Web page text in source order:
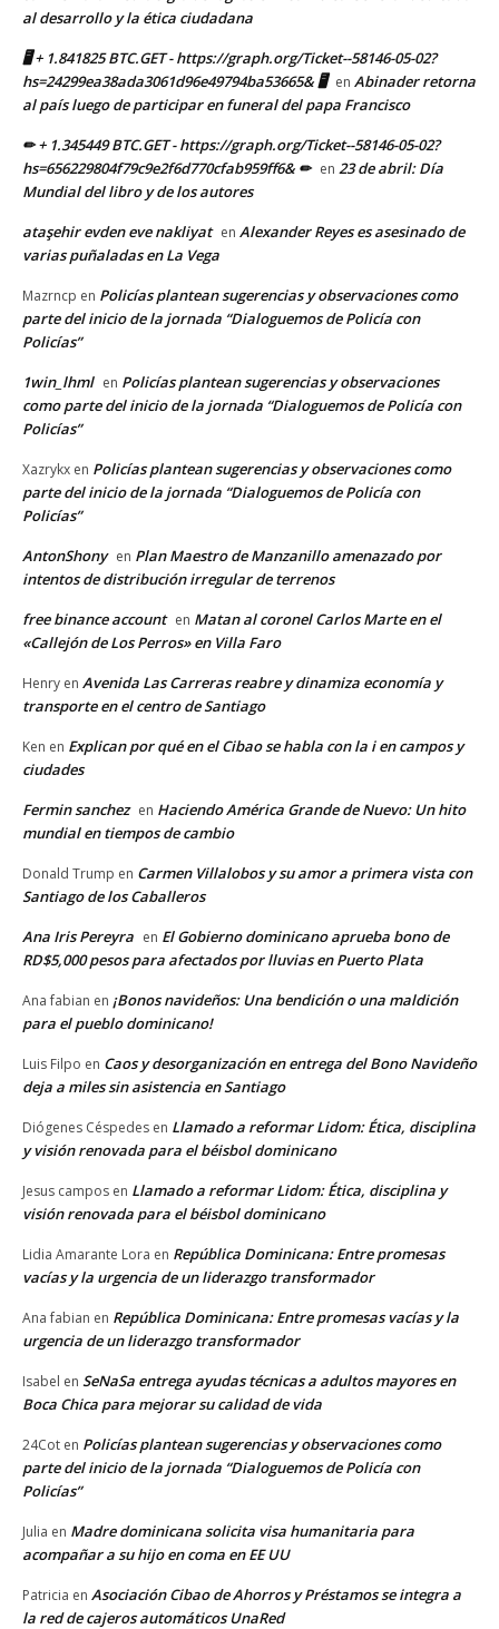
al desarrollo y la ética ciudadana
🖥 + 1.841825 BTC.GET - https://graph.org/Ticket--58146-05-02?
hs=24299ea38ada3061d96e49794ba53665& 🖥 en Abinader retorna
al país luego de participar en funeral del papa Francisco
✏ + 1.345449 BTC.GET - https://graph.org/Ticket--58146-05-02?
hs=656229804f79c9e2f6d770cfab959ff6& ✏ en 23 de abril: Día
Mundial del libro y de los autores
ataşehir evden eve nakliyat en Alexander Reyes es asesinado de
varias puñaladas en La Vega
Mazrncp en Policías plantean sugerencias y observaciones como
parte del inicio de la jornada “Dialoguemos de Policía con
Policías”
1win_lhml en Policías plantean sugerencias y observaciones
como parte del inicio de la jornada “Dialoguemos de Policía con
Policías”
Xazrykx en Policías plantean sugerencias y observaciones como
parte del inicio de la jornada “Dialoguemos de Policía con
Policías”
AntonShony en Plan Maestro de Manzanillo amenazado por
intentos de distribución irregular de terrenos
free binance account en Matan al coronel Carlos Marte en el
«Callejón de Los Perros» en Villa Faro
Henry en Avenida Las Carreras reabre y dinamiza economía y
transporte en el centro de Santiago
Ken en Explican por qué en el Cibao se habla con la i en campos y
ciudades
Fermin sanchez en Haciendo América Grande de Nuevo: Un hito
mundial en tiempos de cambio
Donald Trump en Carmen Villalobos y su amor a primera vista con
Santiago de los Caballeros
Ana Iris Pereyra en El Gobierno dominicano aprueba bono de
RD$5,000 pesos para afectados por lluvias en Puerto Plata
Ana fabian en ¡Bonos navideños: Una bendición o una maldición
para el pueblo dominicano!
Luis Filpo en Caos y desorganización en entrega del Bono Navideño
deja a miles sin asistencia en Santiago
Diógenes Céspedes en Llamado a reformar Lidom: Ética, disciplina
y visión renovada para el béisbol dominicano
Jesus campos en Llamado a reformar Lidom: Ética, disciplina y
visión renovada para el béisbol dominicano
Lidia Amarante Lora en República Dominicana: Entre promesas
vacías y la urgencia de un liderazgo transformador
Ana fabian en República Dominicana: Entre promesas vacías y la
urgencia de un liderazgo transformador
Isabel en SeNaSa entrega ayudas técnicas a adultos mayores en
Boca Chica para mejorar su calidad de vida
24Cot en Policías plantean sugerencias y observaciones como
parte del inicio de la jornada “Dialoguemos de Policía con
Policías”
Julia en Madre dominicana solicita visa humanitaria para
acompañar a su hijo en coma en EE UU
Patricia en Asociación Cibao de Ahorros y Préstamos se integra a
la red de cajeros automáticos UnaRed